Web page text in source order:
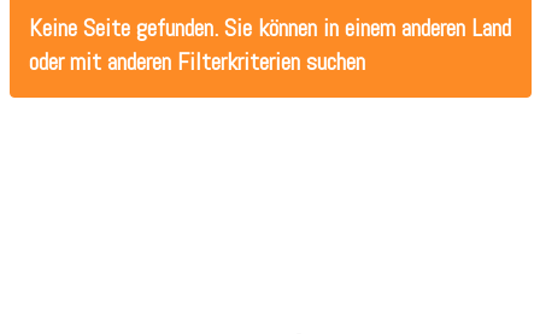
Keine Seite gefunden. Sie können in einem anderen Land
oder mit anderen Filterkriterien suchen